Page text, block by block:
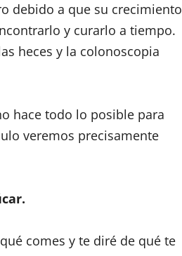
debido a que su crecimiento
y curarlo a tiempo.
heces y la colonoscopia
hace todo lo posible para
veremos precisamente
comes y te diré de qué te